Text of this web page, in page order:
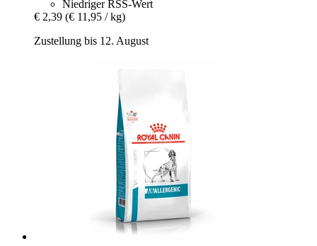
Niedriger RSS-Wert
€ 2,39 (€ 11,95 / kg)
Zustellung bis 12. August